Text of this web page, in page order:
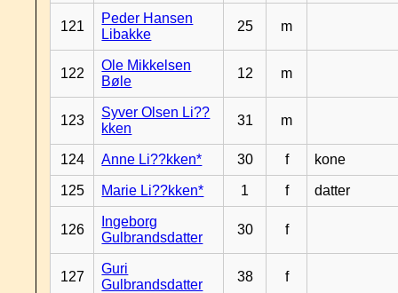
121
Peder Hansen
Libakke
25 m
122
Ole Mikkelsen
Bøle
12 m
123
Syver Olsen Li??
kken
31 m
124 Anne Li??kken* 30 f kone
125 Marie Li??kken* 1 f datter
126
Ingeborg
Gulbrandsdatter
30 f
127
Guri
Gulbrandsdatter
38 f